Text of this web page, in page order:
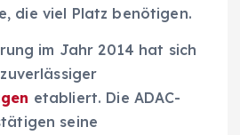
die viel Platz benötigen.
im Jahr 2014 hat sich
etabliert. Die ADAC-
seine